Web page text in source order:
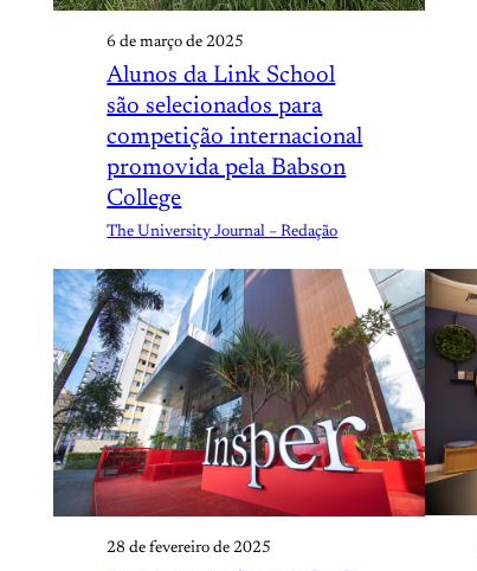
6 de março de 2025
Alunos da Link School
são selecionados para
competição internacional
promovida pela Babson
College
The University Journal – Redação
28 de fevereiro de 2025